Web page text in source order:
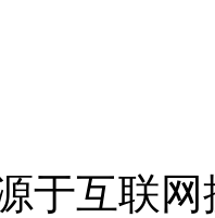
于互联